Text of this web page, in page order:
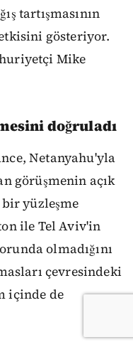
tartışmasının
gösteriyor.
Mike
doğruladı
Netanyahu'yla
görüşmenin açık
yüzleşme
ile Tel Aviv'in
olmadığını
çevresindeki
içinde de